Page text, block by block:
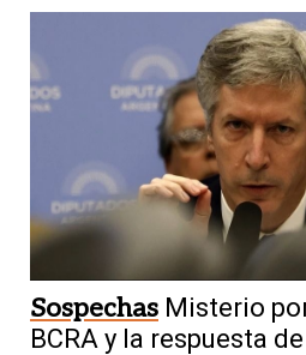
Sospechas Misterio
BCRA y la respuesta